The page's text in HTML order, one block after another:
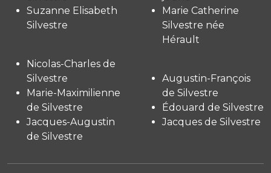
Suzanne Elisabeth
Silvestre
Marie Catherine
Silvestre née
Hérault
Nicolas-Charles de
Silvestre
Marie-Maximilienne
de Silvestre
Jacques-Augustin
de Silvestre
Augustin-François
de Silvestre
Édouard de Silvestre
Jacques de Silvestre